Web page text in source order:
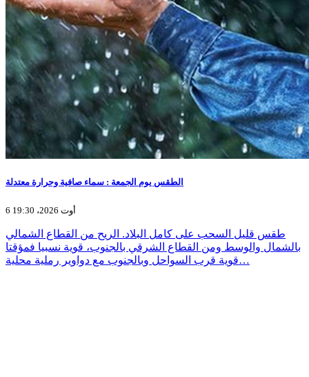
الطقس يوم الجمعة : سماء صافية وحرارة معتدلة
6 أوت 2026، 19:30
طقس قليل السحب على كامل البلاد. الريح من القطاع الشمالي
بالشمال والوسط ومن القطاع الشرقي بالجنوب، قوية نسبيا فمؤقتا
قوية قرب السواحل وبالجنوب مع دواوير رملية محلية…